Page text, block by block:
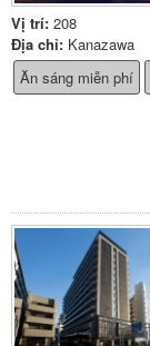
Vị trí: 208
Địa chỉ: Kanazawa
Ăn sáng miễn phí